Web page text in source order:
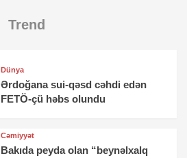
Trend
Dünya
Ərdoğana sui-qəsd cəhdi edən
FETÖ-çü həbs olundu
Cəmiyyət
Bakıda peyda olan “beynəlxalq